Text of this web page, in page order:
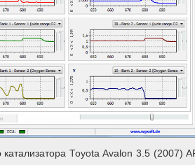
катализатора Toyota Avalon 3.5 (2007)